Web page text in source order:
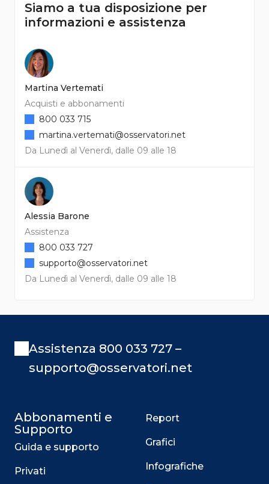
Siamo a tua disposizione per
informazioni e assistenza
Martina Vertemati
Acquisti e abbonamenti
Da Lunedì al Venerdì, dalle 09 alle 18
800 033 715
martina.vertemati@osservatori.net
Alessia Barone
Assistenza
Da Lunedì al Venerdì, dalle 09 alle 18
800 033 727
supporto@osservatori.net
Assistenza 800 033 727 –
supporto@osservatori.net
Abbonamenti e
Supporto
Guida e supporto
Privati
Report
Grafici
Infografiche